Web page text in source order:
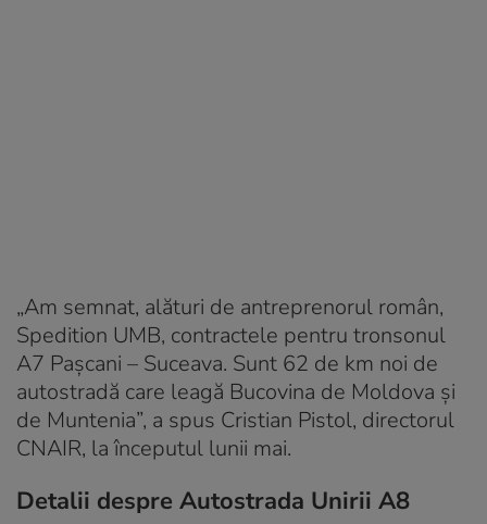
„Am semnat, alături de antreprenorul român,
Spedition UMB, contractele pentru tronsonul
A7 Paşcani – Suceava. Sunt 62 de km noi de
autostradă care leagă Bucovina de Moldova şi
de Muntenia”, a spus Cristian Pistol, directorul
CNAIR, la începutul lunii mai.
Detalii despre Autostrada Unirii A8